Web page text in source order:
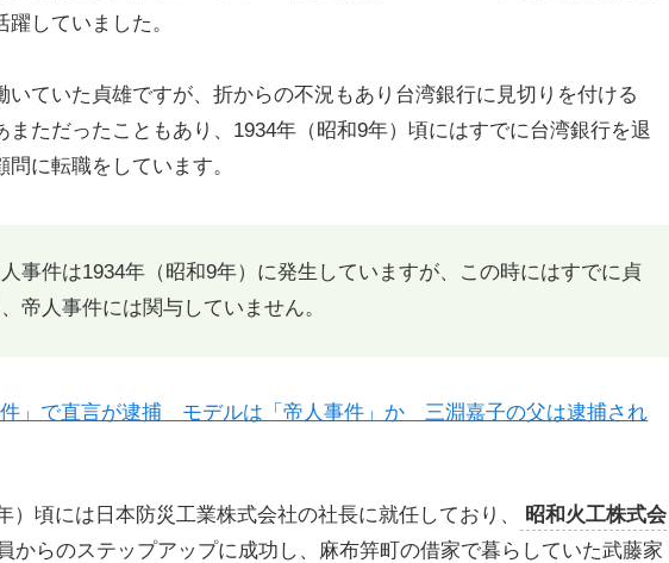
していました。
ていた貞雄ですが、折からの不況もあり台湾銀行に見切りを付ける
まただったこともあり、1934年（昭和9年）頃にはすでに台湾銀行を退
に転職をしています。
事件は1934年（昭和9年）に発生していますが、この時にはすでに貞
帝人事件には関与していません。
件」で直言が逮捕 モデルは「帝人事件」か 三淵嘉子の父は逮捕され
）頃には日本防災工業株式会社の社長に就任しており、
昭和火工株式会
からのステップアップに成功し、麻布笄町の借家で暮らしていた武藤家